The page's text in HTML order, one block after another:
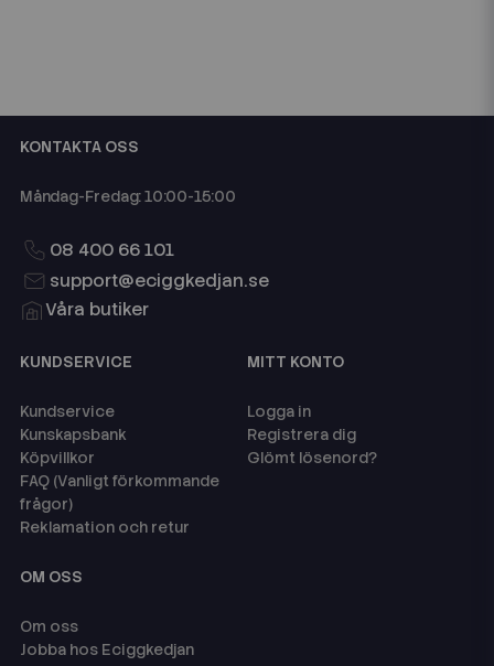
KONTAKTA OSS
Måndag-Fredag: 10:00-15:00
08 400 66 101
support@eciggkedjan.se
Våra butiker
KUNDSERVICE
Kundservice
Kunskapsbank
Köpvillkor
FAQ (Vanligt förkommande
frågor)
Reklamation och retur
MITT KONTO
Logga in
Registrera dig
Glömt lösenord?
OM OSS
Om oss
Jobba hos Eciggkedjan